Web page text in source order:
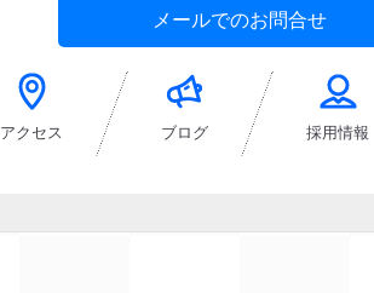
メールでのお問合せ
アクセス ブログ 採用情報